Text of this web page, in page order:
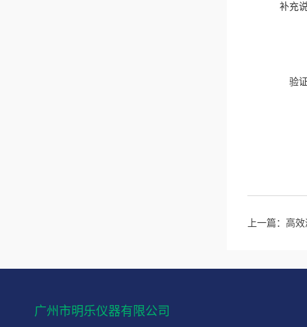
补充
验
上一篇： 高效
广州市明乐仪器有限公司